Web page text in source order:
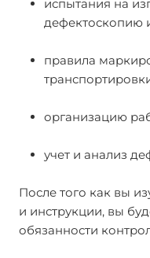
испытания на
дефектоскопию
правила
организацию
учет и анализ
После того как вы
и инструкции, вы
обязанности